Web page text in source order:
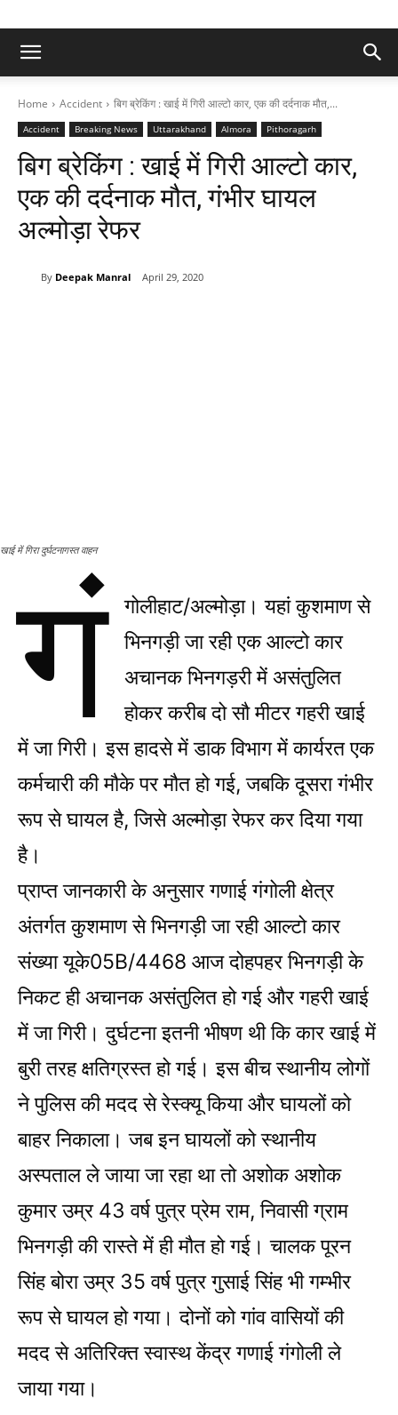
Home Accident बिग ब्रेकिंग : खाई में गिरी आल्टो कार, एक की दर्दनाक मौत,...
Accident Breaking News Uttarakhand Almora Pithoragarh
बिग ब्रेकिंग : खाई में गिरी आल्टो कार,
एक की दर्दनाक मौत, गंभीर घायल
अल्मोड़ा रेफर
By Deepak Manral April 29, 2020
खाई में गिरा दुर्घटनागस्त वाहन
गं
गोलीहाट/अल्मोड़ा। यहां कुशमाण से
भिनगड़ी जा रही एक आल्टो कार
अचानक भिनगड़री में असंतुलित
होकर करीब दो सौ मीटर गहरी खाई
में जा गिरी। इस हादसे में डाक विभाग में कार्यरत एक
कर्मचारी की मौके पर मौत हो गई, जबकि दूसरा गंभीर
रूप से घायल है, जिसे अल्मोड़ा रेफर कर दिया गया
है।
प्राप्त जानकारी के अनुसार गणाई गंगोली क्षेत्र
अंतर्गत कुशमाण से भिनगड़ी जा रही आल्टो कार
संख्या यूके05B/4468 आज दोहपहर भिनगड़ी के
निकट ही अचानक असंतुलित हो गई और गहरी खाई
में जा गिरी। दुर्घटना इतनी भीषण थी कि कार खाई में
बुरी तरह क्षतिग्रस्त हो गई। इस बीच स्थानीय लोगों
ने पुलिस की मदद से रेस्क्यू किया और घायलों को
बाहर निकाला। जब इन घायलों को स्थानीय
अस्पताल ले जाया जा रहा था तो अशोक अशोक
कुमार उम्र 43 वर्ष पुत्र प्रेम राम, निवासी ग्राम
भिनगड़ी की रास्ते में ही मौत हो गई। चालक पूरन
सिंह बोरा उम्र 35 वर्ष पुत्र गुसाई सिंह भी गम्भीर
रूप से घायल हो गया। दोनों को गांव वासियों की
मदद से अतिरिक्त स्वास्थ केंद्र गणाई गंगोली ले
जाया गया।